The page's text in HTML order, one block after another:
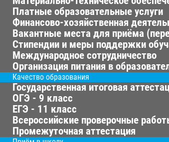
Платные образовательные услуги
Финансово-хозяйственная
Вакантные места для приёма
Стипендии и меры поддержки
Международное сотрудничество
Организация питания в
Качество образования
Государственная итоговая
ОГЭ - 9 класс
ЕГЭ - 11 класс
Всероссийские проверочные
Промежуточная аттестация